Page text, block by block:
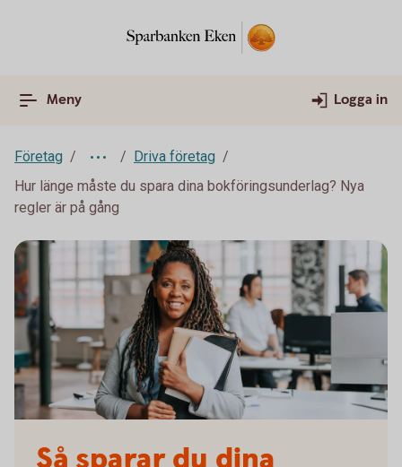
Meny Logga in
Företag
Driva företag
Hur länge måste du spara dina bokföringsunderlag? Nya
regler är på gång